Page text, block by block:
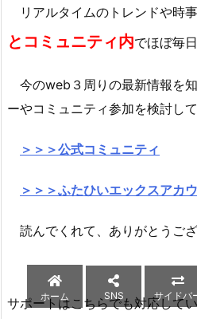
リアルタイムのトレンドや時
とコミュニティ内でほぼ毎
今のweb３周りの最新情報を
ーやコミュニティ参加を検討して
＞＞＞公式コミュニティ
＞＞＞ふたひいエックスアカ
読んでくれて、ありがとうござ
サポートはこちらでも対応して
ホーム SNS サイドバ